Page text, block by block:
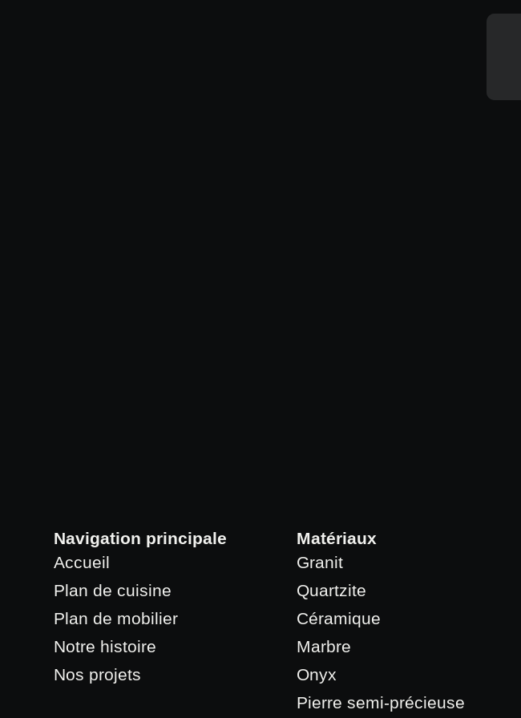
Navigation principale
Accueil
Plan de cuisine
Plan de mobilier
Notre histoire
Nos projets
Matériaux
Granit
Quartzite
Céramique
Marbre
Onyx
Pierre semi-précieuse